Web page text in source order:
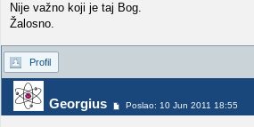
Nije važno koji je taj Bog.
Žalosno.
Profil
Georgius Poslao: 10 Jun 2011 18:55